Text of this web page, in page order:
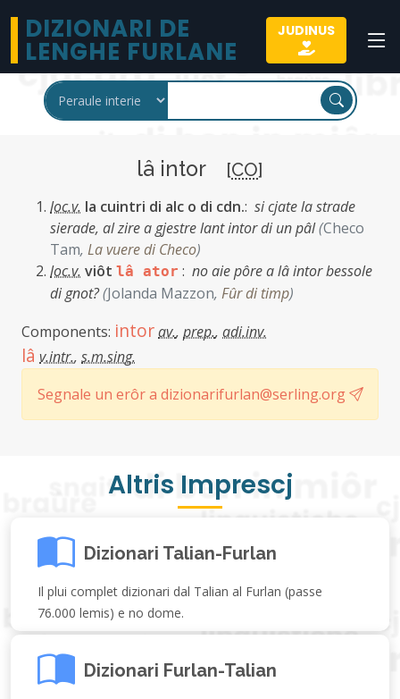
DIZIONARI DE
LENGHE FURLANE
JUDINUS
lâ intor [CO]
loc.v. la cuintri di alc o di cdn.: si cjate la strade
sierade, al zire a gjestre lant intor di un pâl(Checo
Tam, La vuere di Checo)
loc.v. viôt lâ ator : no aie pôre a lâ intor bessole
di gnot?(Jolanda Mazzon, Fûr di timp)
Components: intorav., prep., adi.inv.
lâ v.intr., s.m.sing.
Segnale un erôr a dizionarifurlan@serling.org
Altris Imprescj
Dizionari Talian-Furlan
Il plui complet dizionari dal Talian al Furlan (passe
76.000 lemis) e no dome.
Dizionari Furlan-Talian